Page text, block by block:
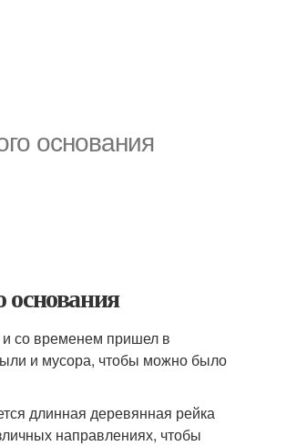
основания
со временем пришел в
и мусора, чтобы можно было
длинная деревянная рейка
направлениях, чтобы